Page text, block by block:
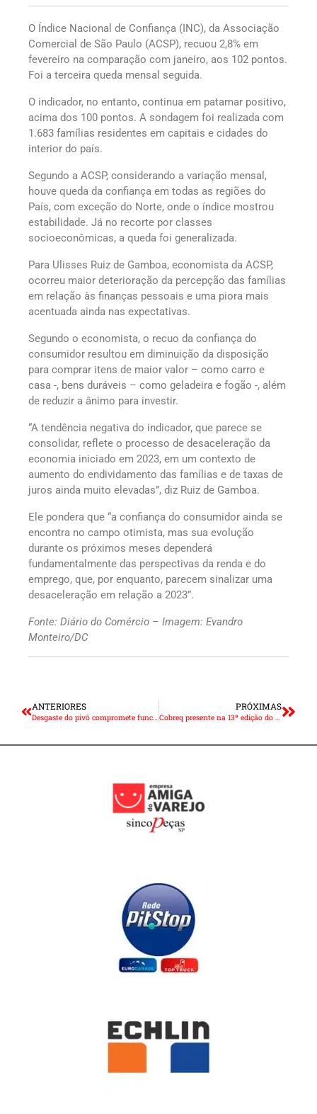
O Índice Nacional de Confiança (INC), da Associação
Comercial de São Paulo (ACSP), recuou 2,8% em
fevereiro na comparação com janeiro, aos 102 pontos.
Foi a terceira queda mensal seguida.
O indicador, no entanto, continua em patamar positivo,
acima dos 100 pontos. A sondagem foi realizada com
1.683 famílias residentes em capitais e cidades do
interior do país.
Segundo a ACSP, considerando a variação mensal,
houve queda da confiança em todas as regiões do
País, com exceção do Norte, onde o índice mostrou
estabilidade. Já no recorte por classes
socioeconômicas, a queda foi generalizada.
Para Ulisses Ruiz de Gamboa, economista da ACSP,
ocorreu maior deterioração da percepção das famílias
em relação às finanças pessoais e uma piora mais
acentuada ainda nas expectativas.
Segundo o economista, o recuo da confiança do
consumidor resultou em diminuição da disposição
para comprar itens de maior valor – como carro e
casa -, bens duráveis – como geladeira e fogão -, além
de reduzir a ânimo para investir.
“A tendência negativa do indicador, que parece se
consolidar, reflete o processo de desaceleração da
economia iniciado em 2023, em um contexto de
aumento do endividamento das famílias e de taxas de
juros ainda muito elevadas”, diz Ruiz de Gamboa.
Ele pondera que “a confiança do consumidor ainda se
encontra no campo otimista, mas sua evolução
durante os próximos meses dependerá
fundamentalmente das perspectivas da renda e do
emprego, que, por enquanto, parecem sinalizar uma
desaceleração em relação a 2023”.
Fonte: Diário do Comércio – Imagem: Evandro
Monteiro/DC
ANTERIORES
Desgaste do pivô compromete funcionamento de outras partes do veículo
PRÓXIMAS
Cobreq presente na 13ª edição do Salão das Motopeças